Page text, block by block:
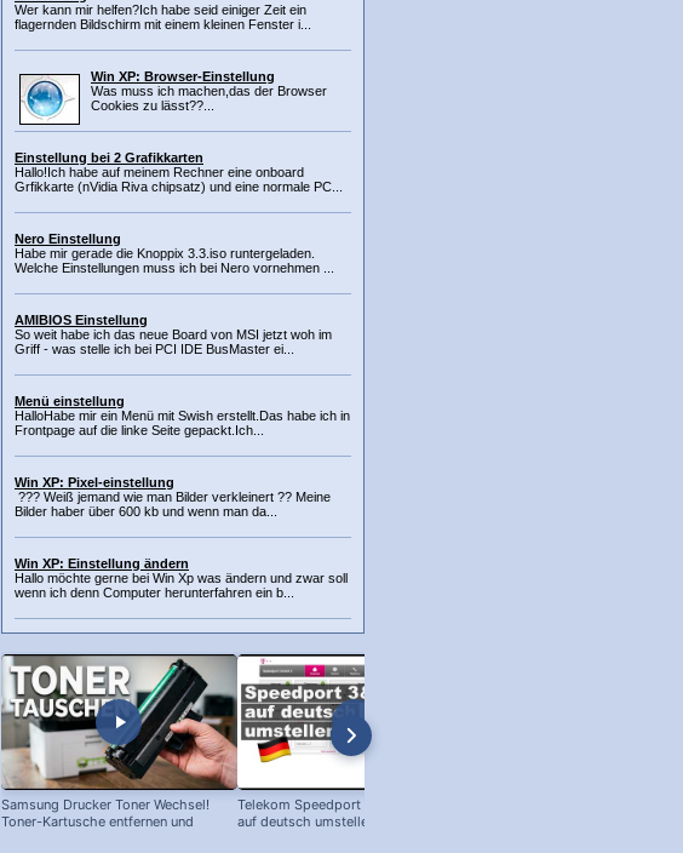
Wer kann mir helfen?Ich habe seid einiger Zeit ein
flagernden Bildschirm mit einem kleinen Fenster i...
Win XP: Browser-Einstellung
Was muss ich machen,das der Browser
Cookies zu lässt??...
Einstellung bei 2 Grafikkarten
Hallo!Ich habe auf meinem Rechner eine onboard
Grfikkarte (nVidia Riva chipsatz) und eine normale PC...
Nero Einstellung
Habe mir gerade die Knoppix 3.3.iso runtergeladen.
Welche Einstellungen muss ich bei Nero vornehmen ...
AMIBIOS Einstellung
So weit habe ich das neue Board von MSI jetzt woh im
Griff - was stelle ich bei PCI IDE BusMaster ei...
Menü einstellung
HalloHabe mir ein Menü mit Swish erstellt.Das habe ich in
Frontpage auf die linke Seite gepackt.Ich...
Win XP: Pixel-einstellung
??? Weiß jemand wie man Bilder verkleinert ?? Meine
Bilder haber über 600 kb und wenn man da...
Win XP: Einstellung ändern
Hallo möchte gerne bei Win Xp was ändern und zwar soll
wenn ich denn Computer herunterfahren ein b...
Samsung Drucker Toner Wechsel!
Toner-Kartusche entfernen und
Telekom Speedport Router: Sprache
auf deutsch umstellen!